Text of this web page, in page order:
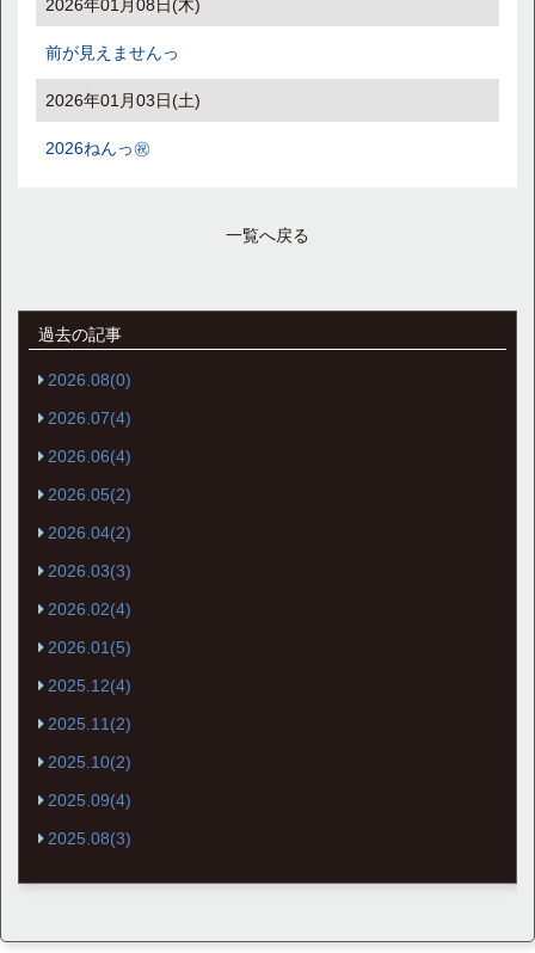
2026年01月08日(木)
前が見えませんっ
2026年01月03日(土)
2026ねんっ㊗️
一覧へ戻る
過去の記事
2026.08(0)
2026.07(4)
2026.06(4)
2026.05(2)
2026.04(2)
2026.03(3)
2026.02(4)
2026.01(5)
2025.12(4)
2025.11(2)
2025.10(2)
2025.09(4)
2025.08(3)